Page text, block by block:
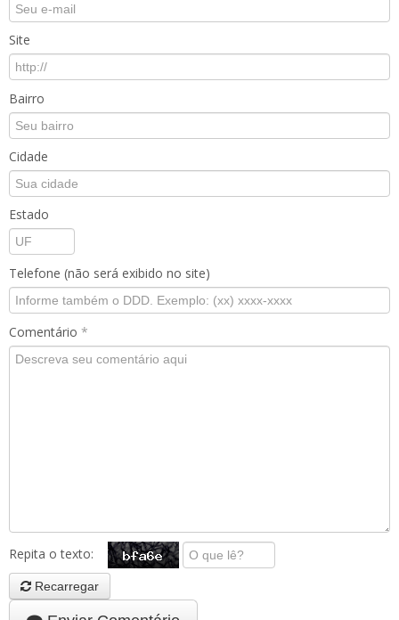
Site
Bairro
Cidade
Estado
Telefone (não será exibido no site)
Comentário *
Repita o texto:
Recarregar